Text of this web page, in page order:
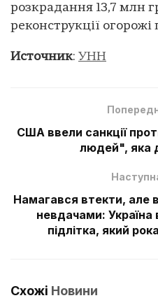
розкрадання 13,7 млн
реконструкції огорожі
Источник: УНН
США ввели санкції
людей", яка
Намагався втекти, але
невдачами: Україна
підлітка, який
Схожі Новини